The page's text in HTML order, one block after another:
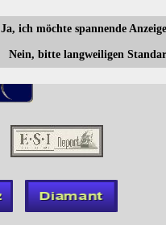
Ja, ich möchte spannende
Nein, bitte langweiligen